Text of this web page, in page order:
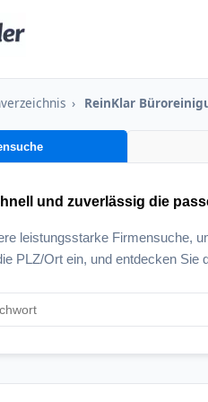
› ReinKlar
und zuverlässig die
leistungsstarke Firmensuche,
PLZ/Ort ein, und entdecken Sie